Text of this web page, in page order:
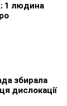
1 людина
збирала
дислокації